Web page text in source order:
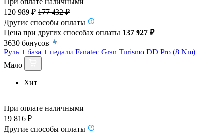
120 989 ₽ 177 432 ₽
Другие способы оплаты
Цена при других способах оплаты 137 927 ₽
3630 бонусов
Руль + база + педали Fanatec Gran Turismo DD Pro (8 Nm)
Мало
Хит
При оплате наличными
19 816 ₽
Другие способы оплаты